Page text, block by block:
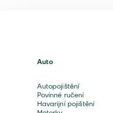
Auto
Autopojištění
Povinné ručení
Havarijní pojištění